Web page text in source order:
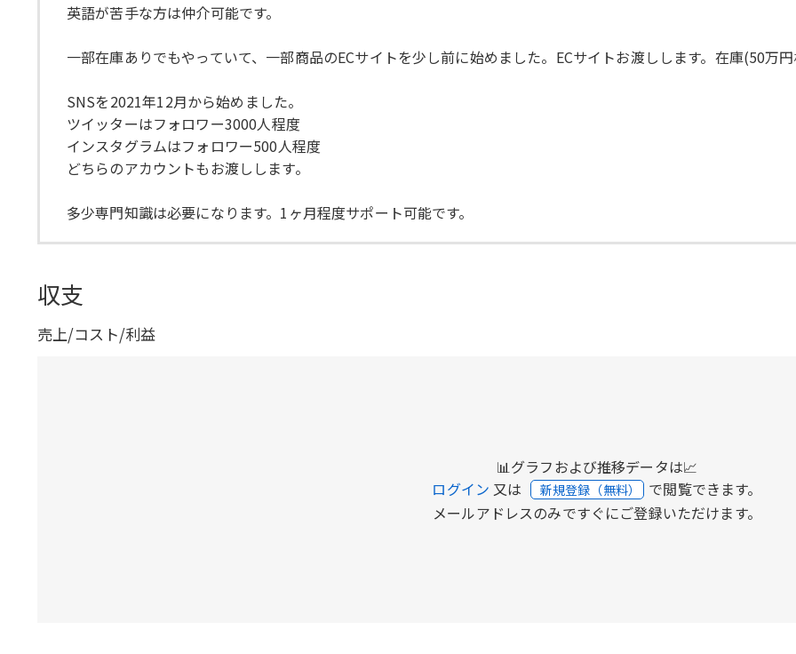
英語が苦手な方は仲介可能です。
一部在庫ありでもやっていて、一部商品のECサイトを少し前に始めました。ECサイトお渡しします。在庫(50万円
SNSを2021年12月から始めました。
ツイッターはフォロワー3000人程度
インスタグラムはフォロワー500人程度
どちらのアカウントもお渡しします。
多少専門知識は必要になります。1ヶ月程度サポート可能です。
収支
売上/コスト/利益
📊グラフおよび推移データは📈
ログイン 又は 新規登録（無料） で閲覧できます。
メールアドレスのみですぐにご登録いただけます。